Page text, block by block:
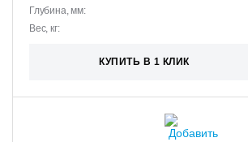
Глубина, мм:
Вес, кг:
КУПИТЬ В 1 КЛИК